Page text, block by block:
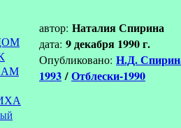
автор: Наталия Спирина
дата: 9 декабря 1990 г.
Опубликовано: Н.Д.
1993/Отблески-1990